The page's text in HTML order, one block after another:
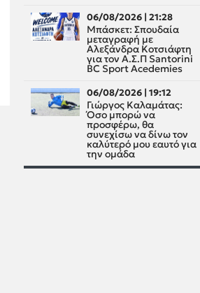
06/08/2026 | 21:28
Μπάσκετ: Σπουδαία
μεταγραφή με
Αλεξάνδρα Κοτσιάφτη
για τον A.Σ.Π Santorini
BC Sport Acedemies
06/08/2026 | 19:12
Γιώργος Καλαμάτας:
Όσο μπορώ να
προσφέρω, θα
συνεχίσω να δίνω τον
καλύτερό μου εαυτό για
την ομάδα